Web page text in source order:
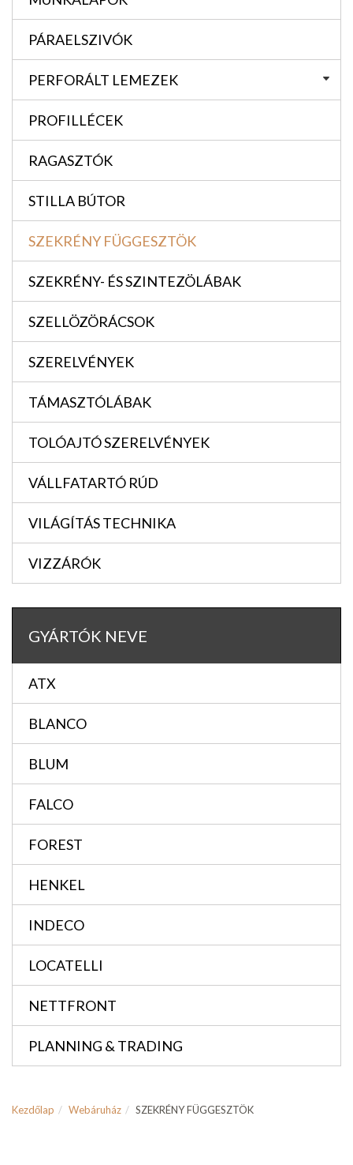
PÁRAELSZIVÓK
PERFORÁLT LEMEZEK
PROFILLÉCEK
RAGASZTÓK
STILLA BÚTOR
SZEKRÉNY FÜGGESZTÖK
SZEKRÉNY- ÉS SZINTEZÖLÁBAK
SZELLÖZÖRÁCSOK
SZERELVÉNYEK
TÁMASZTÓLÁBAK
TOLÓAJTÓ SZERELVÉNYEK
VÁLLFATARTÓ RÚD
VILÁGÍTÁS TECHNIKA
VIZZÁRÓK
GYÁRTÓK NEVE
ATX
BLANCO
BLUM
FALCO
FOREST
HENKEL
INDECO
LOCATELLI
NETTFRONT
PLANNING & TRADING
Kezdőlap Webáruház SZEKRÉNY FÜGGESZTÖK